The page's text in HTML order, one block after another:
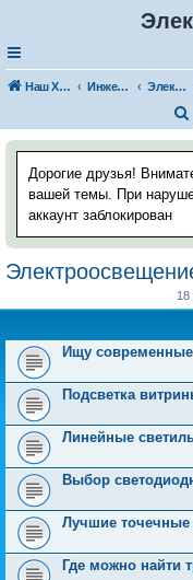
Наш Хаус-форум Инженерные системы Электрика
Дорогие друзья!
вашей темы. При
аккаунт заблокирован
18
Ищу
Подсветка
Линейные
Выбор
Лучшие точечные
Где можно найти